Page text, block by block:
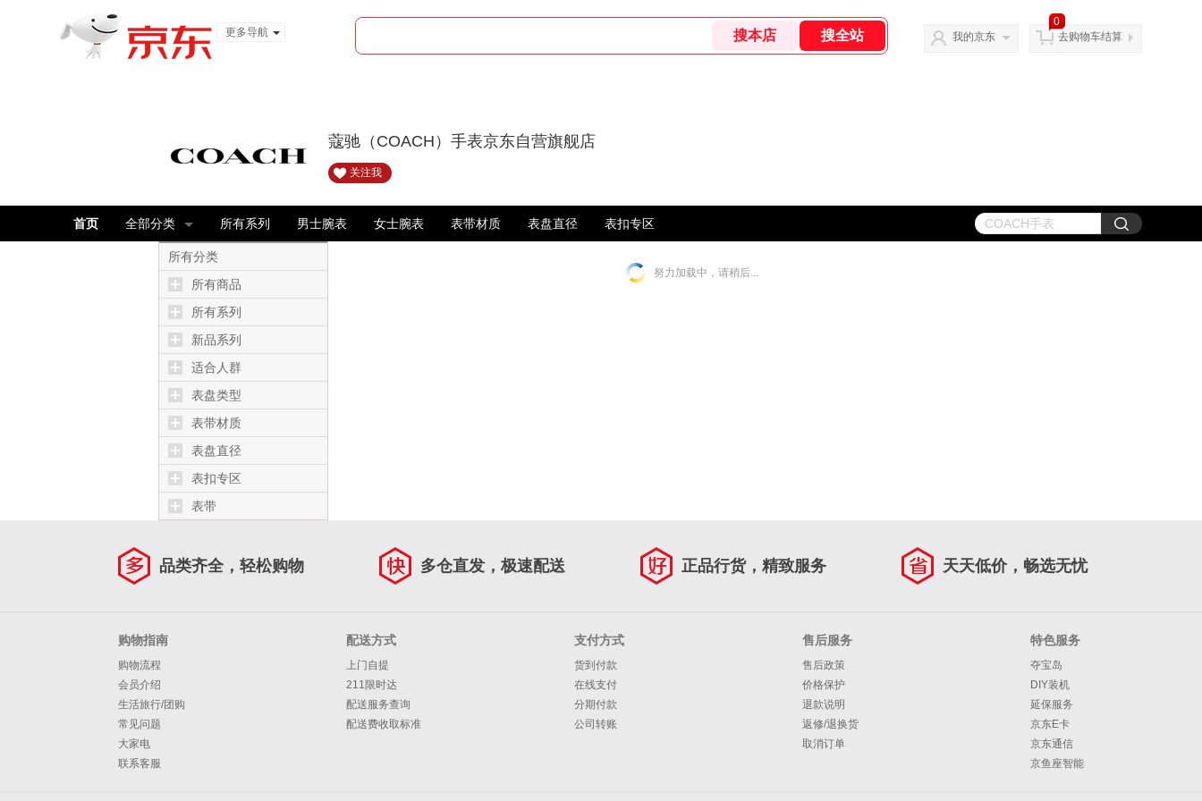
更多导航
我的京东
0
去购物车结算
蔻驰（COACH）手表京东自营旗舰店
关注我
首页 全部分类 所有系列 男士腕表 女士腕表 表带材质 表盘直径 表扣专区
所有分类
所有商品
所有系列
新品系列
适合人群
表盘类型
表带材质
表盘直径
表扣专区
表带
努力加载中，请稍后...
品类齐全，轻松购物 多仓直发，极速配送 正品行货，精致服务 天天低价，畅选无忧
购物指南
购物流程
会员介绍
生活旅行/团购
常见问题
大家电
联系客服
配送方式
上门自提
211限时达
配送服务查询
配送费收取标准
支付方式
货到付款
在线支付
分期付款
公司转账
售后服务
售后政策
价格保护
退款说明
返修/退换货
取消订单
特色服务
夺宝岛
DIY装机
延保服务
京东E卡
京东通信
京鱼座智能